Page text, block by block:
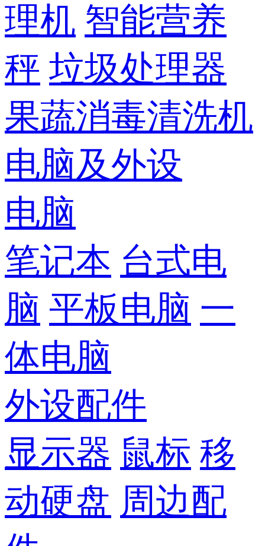
理机 智能营养
秤 垃圾处理器
果蔬消毒清洗机
电脑及外设
电脑
笔记本 台式电
脑 平板电脑 一
体电脑
外设配件
显示器 鼠标 移
动硬盘 周边配